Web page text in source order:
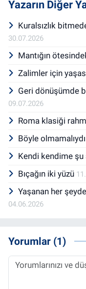
Yazarın Diğer
Kuralsızlık
30.07.2026
Mantığın
Zalimler için
Geri dönüşümde
09.07.2026
Roma klasiği
Böyle olmamalıydı
Kendi kendime
Bıçağın iki yüzü
Yaşanan her
04.06.2026
Yorumlar (1)